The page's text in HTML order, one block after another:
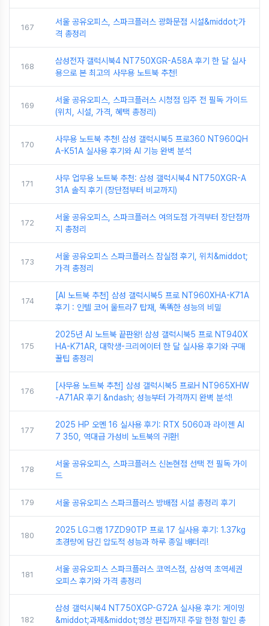
167
서울 공유오피스, 스파크플러스 광화문점 시설&middot;가
격 총정리
168
삼성전자 갤럭시북4 NT750XGR-A58A 후기 한 달 실사
용으로 본 최고의 사무용 노트북 추천!
169
서울 공유오피스, 스파크플러스 시청점 입주 전 필독 가이드
(위치, 시설, 가격, 혜택 총정리)
170
사무용 노트북 추천! 삼성 갤럭시북5 프로360 NT960QH
A-K51A 실사용 후기와 AI 기능 완벽 분석
171
사무 업무용 노트북 추천: 삼성 갤럭시북4 NT750XGR-A
31A 솔직 후기 (장단점부터 비교까지)
172
서울 공유오피스, 스파크플러스 여의도점 가격부터 장단점까
지 총정리
173
서울 공유오피스 스파크플러스 잠실점 후기, 위치&middot;
가격 총정리
174
[AI 노트북 추천] 삼성 갤럭시북5 프로 NT960XHA-K71A
후기 : 인텔 코어 울트라7 탑재, 똑똑한 성능의 비밀
175
2025년 AI 노트북 끝판왕! 삼성 갤럭시북5 프로 NT940X
HA-K71AR, 대학생-크리에이터 한 달 실사용 후기와 구매
꿀팁 총정리
176
[사무용 노트북 추천] 삼성 갤럭시북5 프로H NT965XHW
-A71AR 후기 &ndash; 성능부터 가격까지 완벽 분석!
177
2025 HP 오멘 16 실사용 후기: RTX 5060과 라이젠 AI
7 350, 역대급 가성비 노트북의 귀환!
178
서울 공유오피스, 스파크플러스 신논현점 선택 전 필독 가이
드
179 서울 공유오피스 스파크플러스 방배점 시설 총정리 후기
180
2025 LG그램 17ZD90TP 프로 17 실사용 후기: 1.37kg
초경량에 담긴 압도적 성능과 하루 종일 배터리!
181
서울 공유오피스 스파크플러스 코엑스점, 삼성역 초역세권
오피스 후기와 가격 총정리
182
삼성 갤럭시북4 NT750XGP-G72A 실사용 후기: 게이밍
&middot;과제&middot;영상 편집까지! 주말 한정 할인 총